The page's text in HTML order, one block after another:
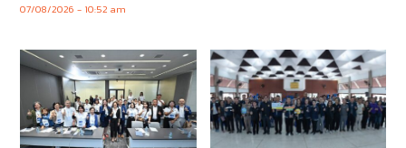
07/08/2026 10:52 am